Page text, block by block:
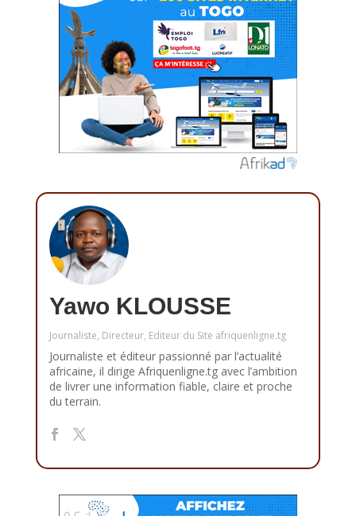
Yawo KLOUSSE
Journaliste, Directeur, Editeur du Site afriquenligne.tg
Journaliste et éditeur passionné par l’actualité
africaine, il dirige Afriquenligne.tg avec l’ambition
de livrer une information fiable, claire et proche
du terrain.